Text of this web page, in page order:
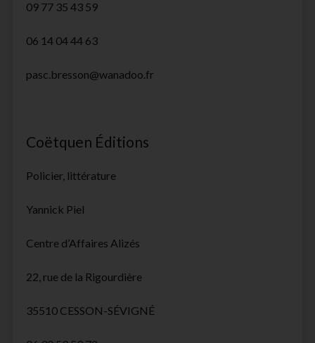
09 77 35 43 59
06 14 04 44 63
pasc.bresson@wanadoo.fr
Coëtquen Éditions
Policier, littérature
Yannick Piel
Centre d’Affaires Alizés
22, rue de la Rigourdière
35510 CESSON-SÉVIGNÉ